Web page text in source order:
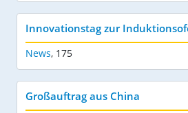
Innovationstag zur
News, 175
Großauftrag aus China